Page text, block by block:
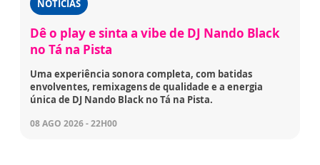
NOTÍCIAS
Dê o play e sinta a vibe de DJ Nando Black
no Tá na Pista
Uma experiência sonora completa, com batidas
envolventes, remixagens de qualidade e a energia
única de DJ Nando Black no Tá na Pista.
08 AGO 2026 - 22H00